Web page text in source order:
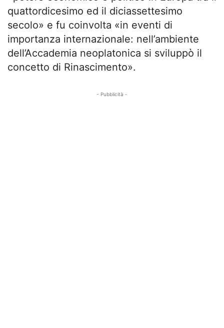
quattordicesimo ed il diciassettesimo
secolo» e fu coinvolta «in eventi di
importanza internazionale: nell’ambiente
dell’Accademia neoplatonica si sviluppò il
concetto di Rinascimento».
- Pubblicità -